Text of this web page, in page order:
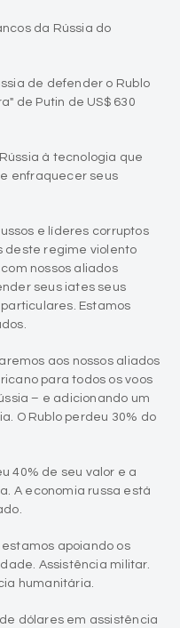
da Rússia do
de defender o Rublo
de Putin de US$ 630
à tecnologia que
enfraquecer seus
e líderes corruptos
deste regime violento
nossos aliados
seus iates seus
Estamos
aos nossos aliados
para todos os voos
– e adicionando um
O Rublo perdeu 30% do
40% de seu valor e a
A economia russa está
apoiando os
Assistência militar.
humanitária.
dólares em assistência